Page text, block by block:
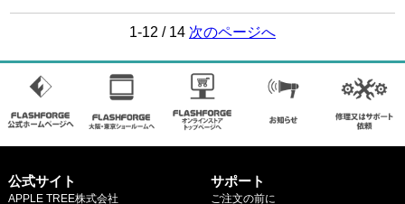
1-12 / 14 次のページへ
公式サイト
APPLE TREE株式会社
サポート
ご注文の前に